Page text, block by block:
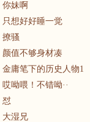
你妹啊
只想好好睡一觉
撩骚
颜值不够身材凑
金庸笔下的历史人物1
哎呦喂！不错呦··
怼
大湿兄